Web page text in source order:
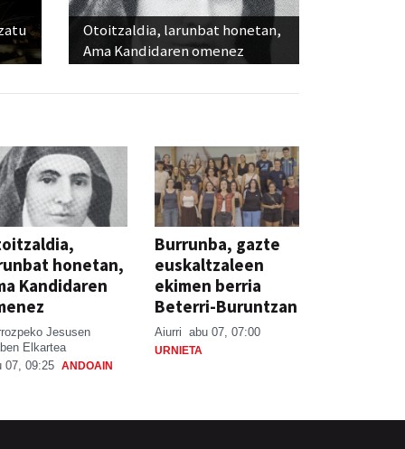
Otoitzaldia, larunbat honetan,
Ama Kandidaren omenez
honetan,
Kandidaren
Jesusen
Elkartea
07, 09:25 ANDOAIN
Burrunba, gazte
euskaltzaleen
ekimen berria
Beterri-Buruntzan
Aiurri abu 07, 07:00
URNIETA